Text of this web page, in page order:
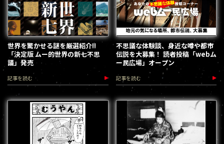
世界を驚かせる謎を厳選紹介!!
「決定版 ムー的世界の新七不思
議」発売
記事を読む
不思議な体験談、身近な噂や都市
伝説を大募集！ 読者投稿「webム
ー民広場」オープン
記事を読む